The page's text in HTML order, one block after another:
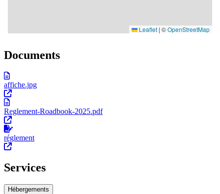
Documents
affiche.jpg
Reglement-Roadbook-2025.pdf
réglement
Services
Hébergements